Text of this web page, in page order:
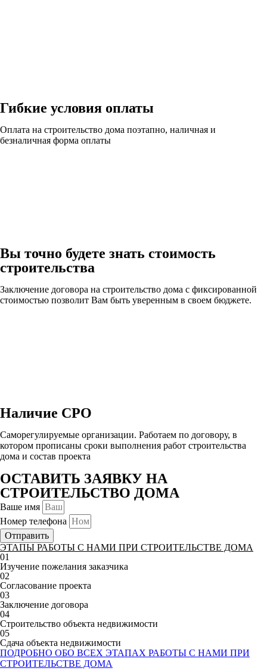
Гибкие условия оплаты
Оплата на строительство дома поэтапно, наличная и
безналичная форма оплаты
Вы точно будете знать стоимость
строительства
Заключение договора на строительство дома с фиксированной
стоимостью позволит Вам быть уверенным в своем бюджете.
Наличие СРО
Саморегулируемые организации. Работаем по договору, в
котором прописаны сроки выполнения работ строительства
дома и состав проекта
ОСТАВИТЬ ЗАЯВКУ НА
СТРОИТЕЛЬСТВО ДОМА
Ваше имя
Номер телефона
Отправить
ЭТАПЫ РАБОТЫ С НАМИ ПРИ СТРОИТЕЛЬСТВЕ ДОМА
01
Изучение пожелания заказчика
02
Согласование проекта
03
Заключение договора
04
Строительство объекта недвижимости
05
Сдача объекта недвижимости
ПОДРОБНО ОБО ВСЕХ ЭТАПАХ РАБОТЫ С НАМИ ПРИ
СТРОИТЕЛЬСТВЕ ДОМА